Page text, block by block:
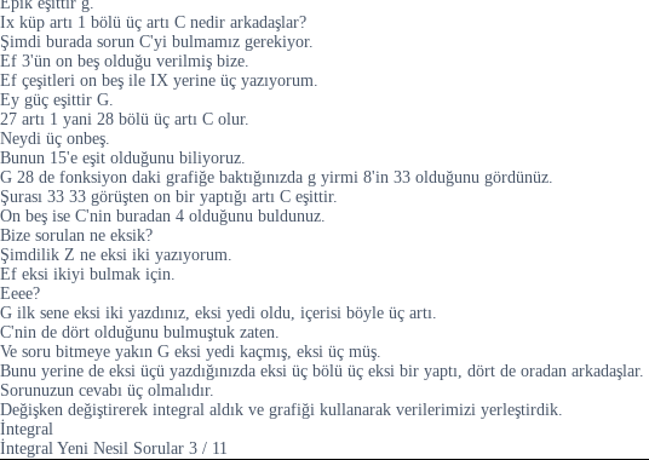
Ix küp artı 1 bölü üç artı C nedir arkadaşlar?
Şimdi burada sorun C'yi bulmamız gerekiyor.
Ef 3'ün on beş olduğu verilmiş bize.
Ef çeşitleri on beş ile IX yerine üç yazıyorum.
Ey güç eşittir G.
27 artı 1 yani 28 bölü üç artı C olur.
Neydi üç onbeş.
Bunun 15'e eşit olduğunu biliyoruz.
G 28 de fonksiyon daki grafiğe baktığınızda g yirmi 8'in 33 olduğunu gördünüz.
Şurası 33 33 görüşten on bir yaptığı artı C eşittir.
On beş ise C'nin buradan 4 olduğunu buldunuz.
Bize sorulan ne eksik?
Şimdilik Z ne eksi iki yazıyorum.
Ef eksi ikiyi bulmak için.
Eeee?
G ilk sene eksi iki yazdınız, eksi yedi oldu, içerisi böyle üç artı.
C'nin de dört olduğunu bulmuştuk zaten.
Ve soru bitmeye yakın G eksi yedi kaçmış, eksi üç müş.
Bunu yerine de eksi üçü yazdığınızda eksi üç bölü üç eksi bir yaptı, dört de oradan arkadaşlar.
Sorunuzun cevabı üç olmalıdır.
Değişken değiştirerek integral aldık ve grafiği kullanarak verilerimizi yerleştirdik.
İntegral
İntegral Yeni Nesil Sorular 3 / 11